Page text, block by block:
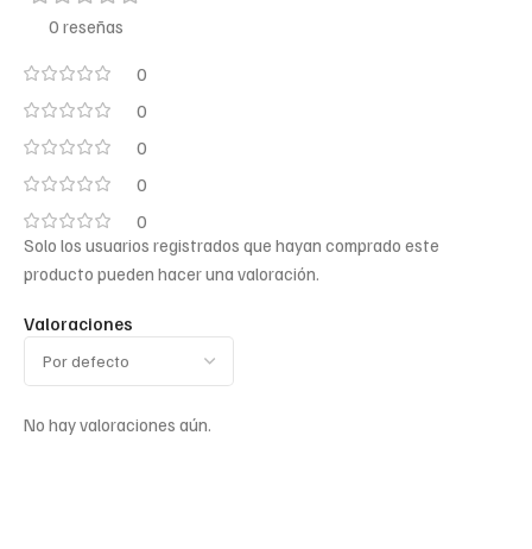
0 reseñas
0
0
0
0
0
Valoraciones
No hay valoraciones aún.
Solo los usuarios registrados que hayan comprado este
producto pueden hacer una valoración.